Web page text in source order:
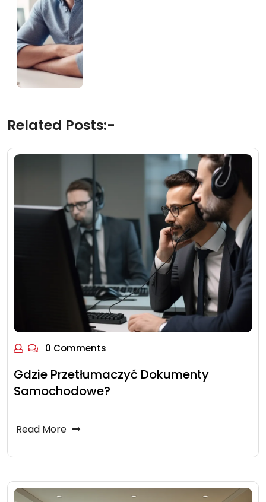
Related Posts:-
0 Comments
Gdzie Przetłumaczyć Dokumenty
Samochodowe?
Read More